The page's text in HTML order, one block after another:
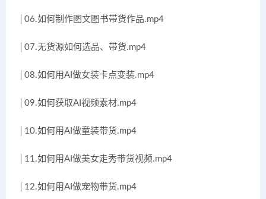
│06.如何制作图文图书带货作品.mp4
│07.无货源如何选品、带货.mp4
│08.如何用AI做女装卡点变装.mp4
│09.如何获取AI视频素材.mp4
│10.如何用AI做童装带货.mp4
│11.如何用AI做美女走秀带货视频.mp4
│12.如何用AI做宠物带货.mp4